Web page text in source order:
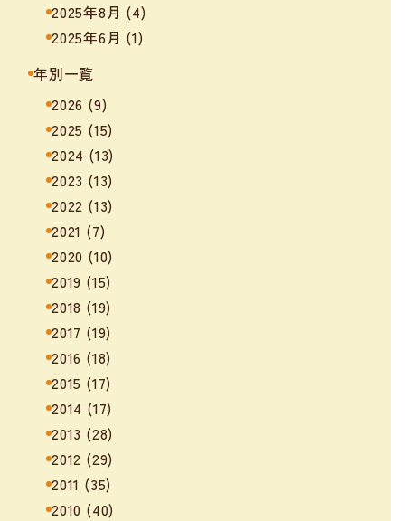
2025年8月 (4)
2025年6月 (1)
年別一覧
2026 (9)
2025 (15)
2024 (13)
2023 (13)
2022 (13)
2021 (7)
2020 (10)
2019 (15)
2018 (19)
2017 (19)
2016 (18)
2015 (17)
2014 (17)
2013 (28)
2012 (29)
2011 (35)
2010 (40)